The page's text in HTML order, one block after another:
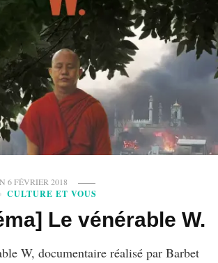
6 FÉVRIER 2018
CULTURE ET VOUS
Le vénérable W.
W, documentaire réalisé par Barbet